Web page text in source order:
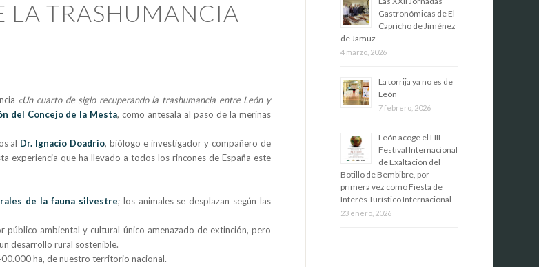
LA TRASHUMANCIA
«Un cuarto de siglo recuperando la trashumancia entre León y
del Concejo de la Mesta, como antesala al paso de la merinas
al Dr. Ignacio Doadrio, biólogo e investigador y compañero de
experiencia que ha llevado a todos los rincones de España este
de la fauna silvestre; los animales se desplazan según las
público ambiental y cultural único amenazado de extinción, pero
desarrollo rural sostenible.
ha, de nuestro territorio nacional.
Gastronómicas de El
Capricho de Jiménez
de Jamuz
4 marzo, 2026
La torrija ya no es de
León
7 febrero, 2026
​León acoge el LIII
Festival Internacional
de Exaltación del
Botillo de Bembibre, por
primera vez como Fiesta de
Interés Turístico Internacional
23 enero, 2026